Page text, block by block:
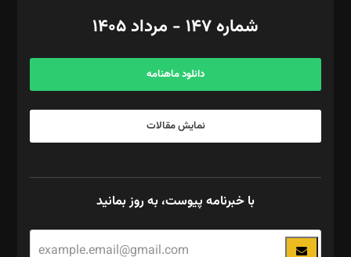
آگهی و مشترکین: ۰۹۱۹۹۹۹۰۴۵۴
شماره ۱۴۷ - مرداد ۱۴۰۵
دانلود ماهنامه
نمایش مقالات
با خبرنامه پیوست، به روز بمانید